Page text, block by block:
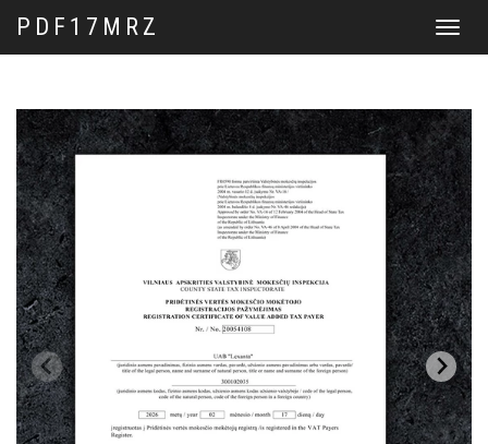
PDF17MRZ